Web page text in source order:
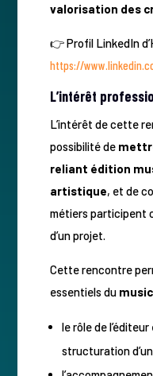
valorisation des
👉 Profil LinkedIn
https://
L’intérêt
L’intérêt de cette
possibilité de
reliant édition
artistique, et de
métiers participent
d’un projet.
Cette rencontre
essentiels du
le rôle de
structuration